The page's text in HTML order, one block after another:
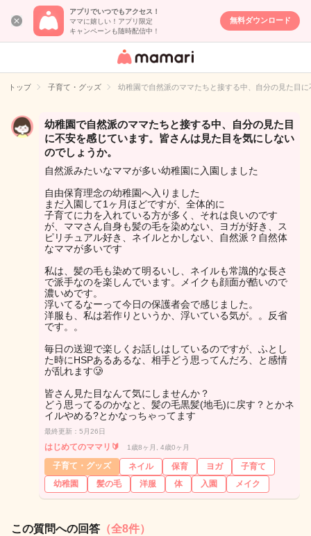
アプリでいつでもアクセス！
ママに嬉しい！アプリ限定
キャンペーンも随時配信中！
無料ダウンロード
女性専用匿名QA
イト
トップ 子育て・グッズ 幼稚園で自然派のママたちと接する中、自分の見た目
幼稚園で自然派のママたちと接する中、自分の見た目
に不安を感じています。皆さんは見た目を気にしない
のでしょうか。
自然派みたいなママが多い幼稚園に入園しました
自由保育理念の幼稚園へ入りました
まだ入園して1ヶ月ほどですが、全体的に
子育てに力を入れている方が多く、それは良いのです
が、ママさん自身も髪の毛を染めない、ヨガが好き、ス
ピリチュアル好き、ネイルとかしない、自然派？自然体
なママが多いです
私は、髪の毛も染めて明るいし、ネイルも常識的な長さ
で派手なのを楽しんでいます。メイクも顔面が酷いので
濃いめです。
浮いてるなーって今日の保護者会で感じました。
洋服も、私は若作りというか、浮いている気が。。反省
です。。
毎日の送迎で楽しくお話しはしているのですが、ふとし
た時にHSPあるあるな、相手どう思ってんだろ、と感情
が乱れます🥲
皆さん見た目なんて気にしませんか？
どう思ってるのかなと、髪の毛黒髪(地毛)に戻す？とかネ
イルやめる?とかなっちゃってます
最終更新：5月26日
はじめてのママリ🔰 1歳8ヶ月, 4歳0ヶ月
子育て・グッズ ネイル 保育 ヨガ
子育て
幼稚園
髪の毛 洋服 体 入園 メイク
この質問への回答 （全8件）